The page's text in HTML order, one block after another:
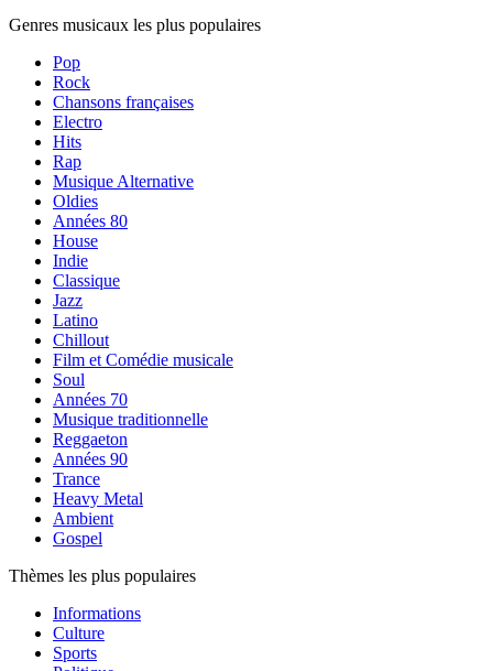
Genres musicaux les plus populaires
Pop
Rock
Chansons françaises
Electro
Hits
Rap
Musique Alternative
Oldies
Années 80
House
Indie
Classique
Jazz
Latino
Chillout
Film et Comédie musicale
Soul
Années 70
Musique traditionnelle
Reggaeton
Années 90
Trance
Heavy Metal
Ambient
Gospel
Thèmes les plus populaires
Informations
Culture
Sports